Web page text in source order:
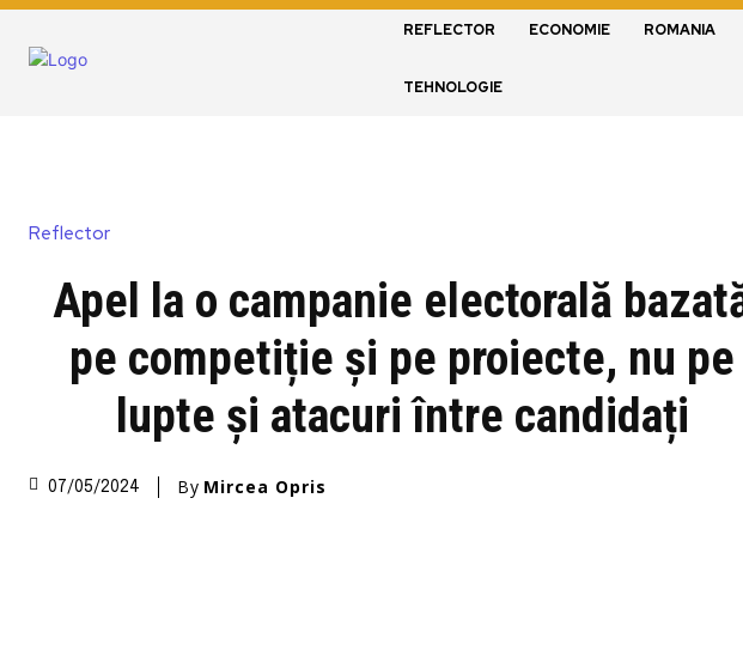
REFLECTOR ECONOMIE ROMANIA
TEHNOLOGIE
Reflector
Apel la o campanie electorală
pe competiție și pe proiecte, nu pe
lupte și atacuri între candidați
07/05/2024 By Mircea Opris